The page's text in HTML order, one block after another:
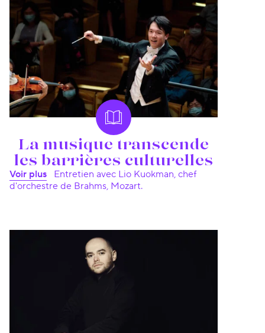
La musique transcende
les barrières culturelles
Voir plus
d'orchestre de Brahms, Mozart.